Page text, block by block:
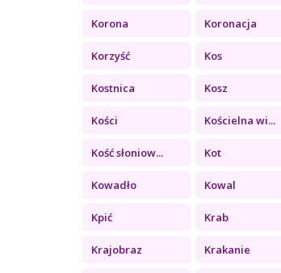
Korona Koronacja
Korzyść Kos
Kostnica Kosz
Kości Kościelna wi...
Kość słoniow... Kot
Kowadło Kowal
Kpić Krab
Krajobraz Krakanie